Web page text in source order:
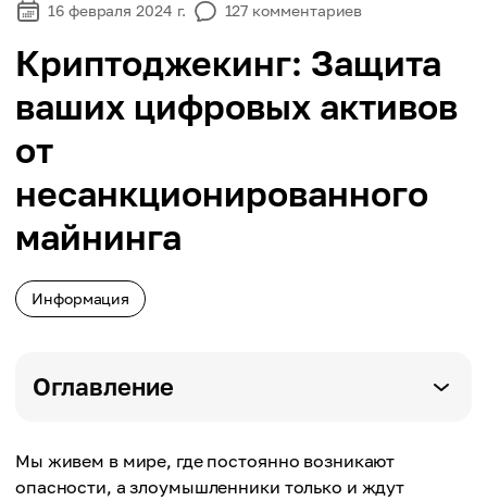
16 февраля 2024 г. 127 комментариев
Криптоджекинг: Защита
ваших цифровых активов
от
несанкционированного
майнинга
Информация
Оглавление
Мы живем в мире, где постоянно возникают
опасности, а злоумышленники только и ждут